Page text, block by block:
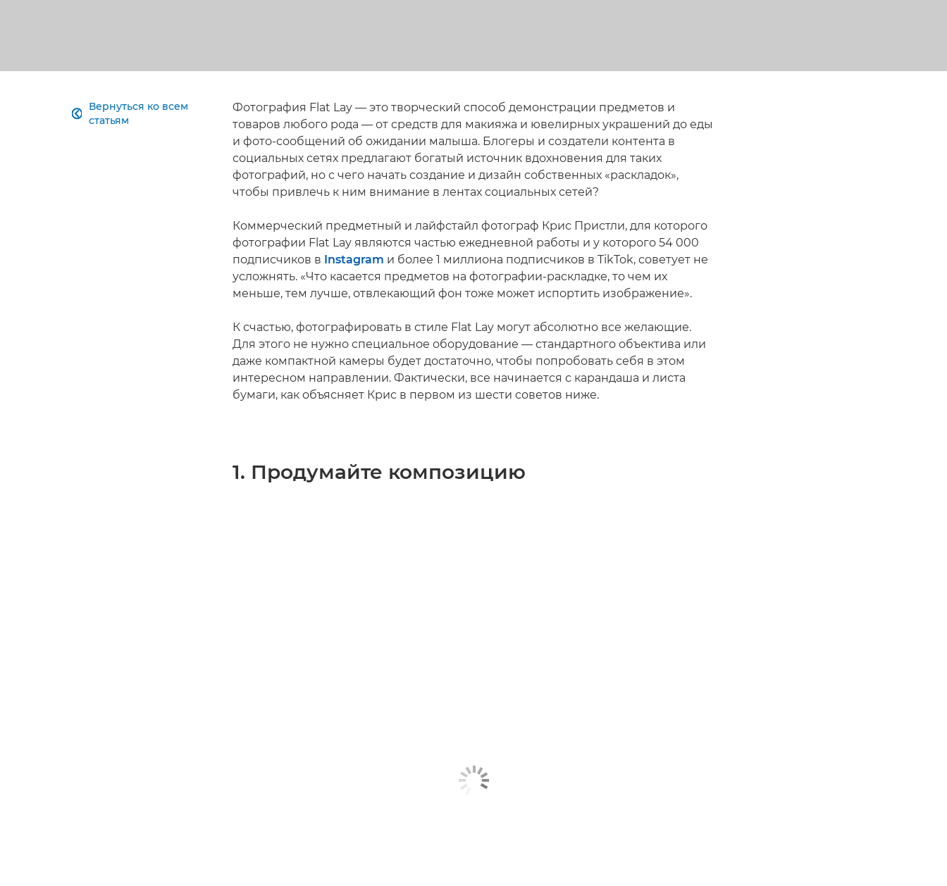
Вернуться ко всем
статьям

Фотография Flat Lay — это творческий способ демонстрации предметов и
товаров любого рода — от средств для макияжа и ювелирных украшений до еды
и фото-сообщений об ожидании малыша. Блогеры и создатели контента в
социальных сетях предлагают богатый источник вдохновения для таких
фотографий, но с чего начать создание и дизайн собственных «раскладок»,
чтобы привлечь к ним внимание в лентах социальных сетей?
Коммерческий предметный и лайфстайл фотограф Крис Пристли, для которого
фотографии Flat Lay являются частью ежедневной работы и у которого 54 000
подписчиков в Instagram и более 1 миллиона подписчиков в TikTok, советует не
усложнять. «Что касается предметов на фотографии-раскладке, то чем их
меньше, тем лучше, отвлекающий фон тоже может испортить изображение».
К счастью, фотографировать в стиле Flat Lay могут абсолютно все желающие.
Для этого не нужно специальное оборудование — стандартного объектива или
даже компактной камеры будет достаточно, чтобы попробовать себя в этом
интересном направлении. Фактически, все начинается с карандаша и листа
бумаги, как объясняет Крис в первом из шести советов ниже.
1. Продумайте композицию